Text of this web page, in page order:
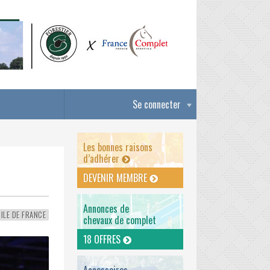
Se connecter
ILE DE FRANCE
Les bonnes raisons
d’adhérer
DEVENIR MEMBRE
Annonces de
chevaux de complet
18 OFFRES